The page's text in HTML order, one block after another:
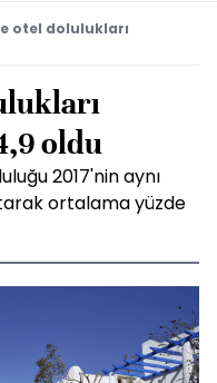
otel dolulukları
oldu
2017'nin aynı
ortalama yüzde